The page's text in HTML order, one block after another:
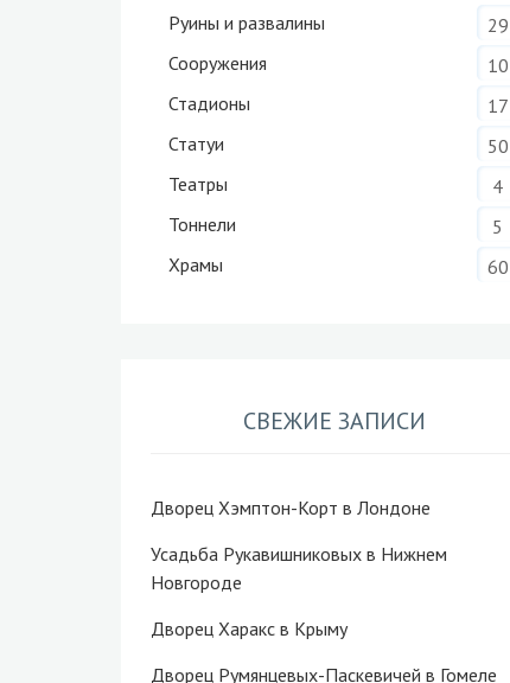
Руины и развалины
29
Сооружения
10
Стадионы
17
Статуи
50
Театры
4
Тоннели
5
Храмы
60
СВЕЖИЕ ЗАПИСИ
Дворец Хэмптон-Корт в Лондоне
Усадьба Рукавишниковых в Нижнем
Новгороде
Дворец Харакс в Крыму
Дворец Румянцевых-Паскевичей в Гомеле